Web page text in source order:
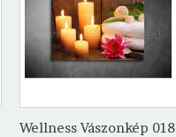
Wellness Vászonkép 018